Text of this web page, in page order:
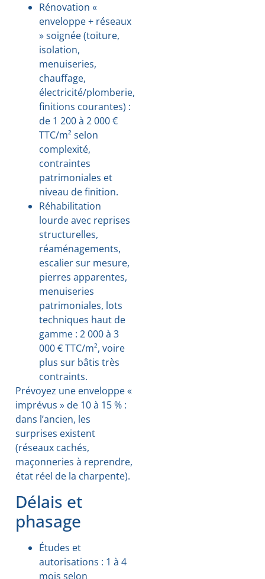
Rénovation «
enveloppe + réseaux
» soignée (toiture,
isolation,
menuiseries,
chauffage,
électricité/plomberie,
finitions courantes) :
de 1 200 à 2 000 €
TTC/m² selon
complexité,
contraintes
patrimoniales et
niveau de finition.
Réhabilitation
lourde avec reprises
structurelles,
réaménagements,
escalier sur mesure,
pierres apparentes,
menuiseries
patrimoniales, lots
techniques haut de
gamme : 2 000 à 3
000 € TTC/m², voire
plus sur bâtis très
contraints.
Prévoyez une enveloppe «
imprévus » de 10 à 15 % :
dans l’ancien, les
surprises existent
(réseaux cachés,
maçonneries à reprendre,
état réel de la charpente).
Délais et
phasage
Études et
autorisations : 1 à 4
mois selon